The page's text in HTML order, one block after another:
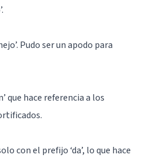
Pudo ser un apodo para
que hace referencia a los
con el prefijo ‘da’, lo que hace